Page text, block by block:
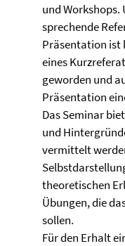
und
sprechende
Präsentation ist
eines
geworden und
Präsentation
Das Seminar
und
vermittelt
theoretischen
Übungen, die
sollen.
Für den Erhalt